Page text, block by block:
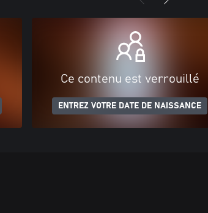
Ce contenu est verrouillé
ENTREZ VOTRE DATE DE NAISSANCE